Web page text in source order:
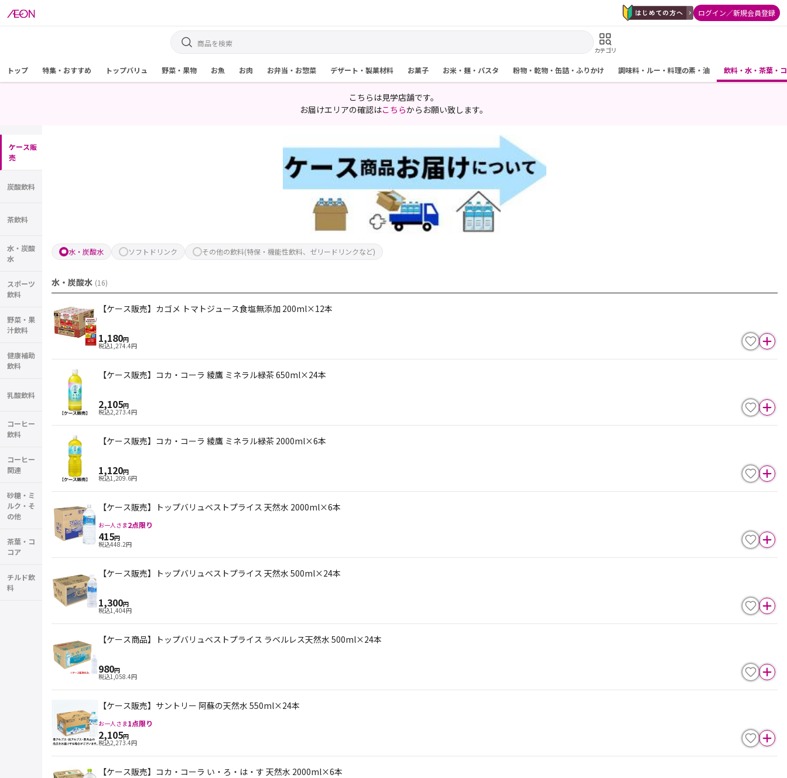
ログイン／新規会員登録
カテゴリ
トップ 特集・おすすめ トップバリュ 野菜・果物 お魚 お肉 お弁当・お惣菜 デザート・製菓材料 お菓子 お米・麺・パスタ 粉物・乾物・缶詰・ふりかけ 調味料・ルー・料理の素・油 飲料・水・茶葉・
こちらは見学店舗です。
お届けエリアの確認はこちらからお願い致します。
ケース販
売
炭酸飲料
茶飲料
水・炭酸
水
スポーツ
飲料
野菜・果
汁飲料
健康補助
飲料
乳酸飲料
コーヒー
飲料
コーヒー
関連
砂糖・ミ
ルク・そ
の他
茶葉・コ
コア
チルド飲
料
水・炭酸水 ソフトドリンク その他の飲料(特保・機能性飲料、ゼリードリンクなど)
水・炭酸水 (16)
【ケース販売】カゴメ トマトジュース食塩無添加 200ml×12本
1,180円
税込1,274.4円
【ケース販売】コカ・コーラ 綾鷹 ミネラル緑茶 650ml×24本
2,105円
税込2,273.4円
【ケース販売】コカ・コーラ 綾鷹 ミネラル緑茶 2000ml×6本
1,120円
税込1,209.6円
【ケース販売】トップバリュベストプライス 天然水 2000ml×6本
お一人さま2点限り
415円
税込448.2円
【ケース販売】トップバリュベストプライス 天然水 500ml×24本
1,300円
税込1,404円
【ケース商品】トップバリュベストプライス ラベルレス天然水 500ml×24本
980円
税込1,058.4円
【ケース販売】サントリー 阿蘇の天然水 550ml×24本
お一人さま1点限り
2,105円
税込2,273.4円
【ケース販売】コカ・コーラ い・ろ・は・す 天然水 2000ml×6本